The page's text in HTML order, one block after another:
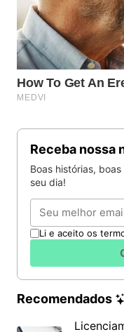
A rede vende
para instalação
elaboração do
além da instalação.
Santos é a
“Nós temos como
padrão. Hoje,
eletrônico que
Receba nossa
Boas histórias,
seu dia!
Email
Li e aceito os
Recomendados